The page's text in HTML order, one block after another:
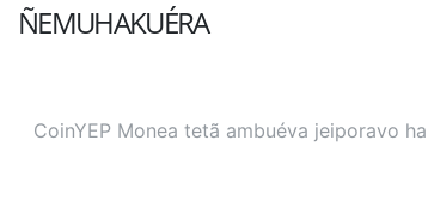
ÑEMUHAKUÉRA
CoinYEP Monea tetã ambuéva jeiporavo